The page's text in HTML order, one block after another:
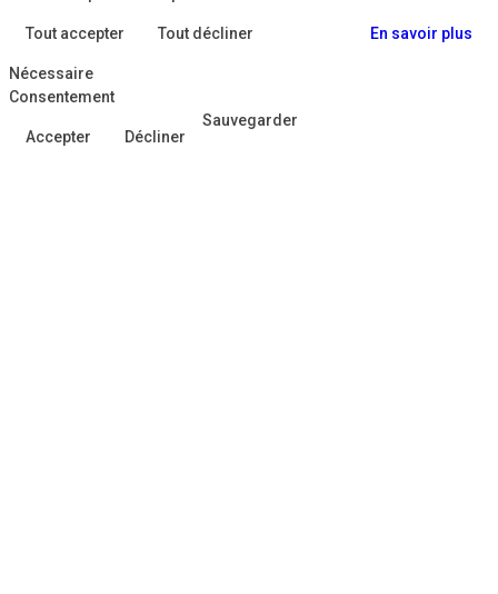
Tout accepter Tout décliner En savoir plus
Nécessaire
Consentement
Accepter Décliner
Sauvegarder